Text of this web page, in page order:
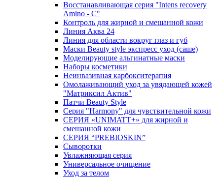
Восстанавливающая серия "Intens recovery
Amino - C"
Контроль для жирной и смешанной кожи
Линия Аква 24
Линия для области вокруг глаз и губ
Маски Beauty style экспресс уход (саше)
Моделирующие альгинатные маски
Наборы косметики
Неинвазивная карбокситерапия
Омолаживающий уход за увядающей кожей
"Матриксил Актив"
Патчи Beauty Style
Серия "Harmony" для чувствительной кожи
СЕРИЯ «UNIMATT+» для жирной и
смешанной кожи
СЕРИЯ “PREBIOSKIN”
Сыворотки
Увлажняющая серия
Универсальное очищение
Уход за телом